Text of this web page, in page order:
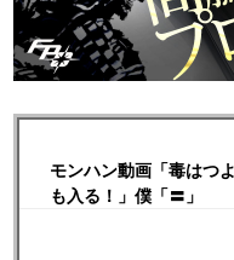
モンハン動画「毒はつ
も入る！」僕「〓」